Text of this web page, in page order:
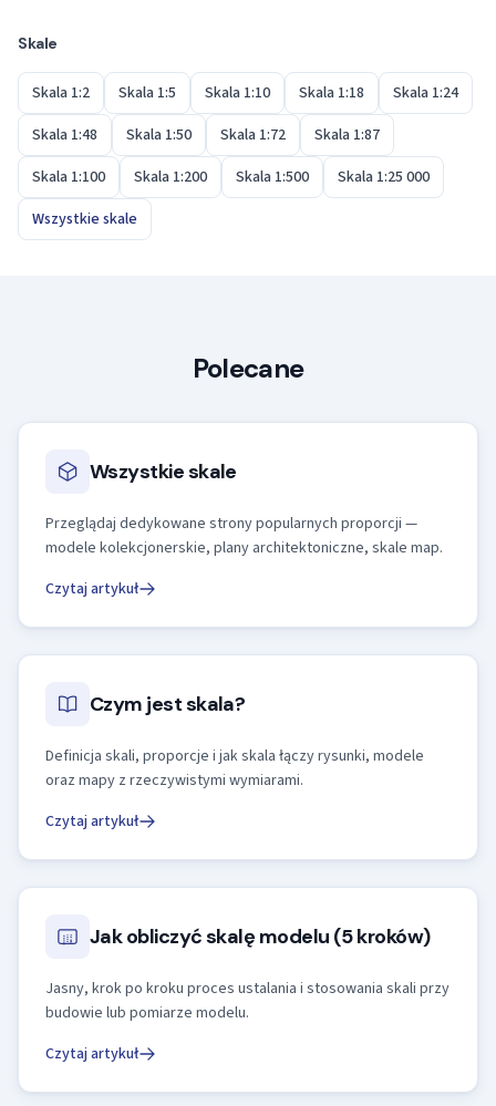
Skale
Skala 1:2 Skala 1:5 Skala 1:10 Skala 1:18
Skala 1:24
Skala 1:48
Skala 1:50 Skala 1:72
Skala 1:87
Skala 1:100
Skala 1:200 Skala 1:500
Skala 1:25 000
Wszystkie skale
Polecane
Wszystkie skale
Przeglądaj dedykowane strony popularnych proporcji —
modele kolekcjonerskie, plany architektoniczne, skale map.
Czytaj artykuł
Czym jest skala?
Definicja skali, proporcje i jak skala łączy rysunki, modele
oraz mapy z rzeczywistymi wymiarami.
Czytaj artykuł
Jak obliczyć skalę modelu (5 kroków)
Jasny, krok po kroku proces ustalania i stosowania skali przy
budowie lub pomiarze modelu.
Czytaj artykuł